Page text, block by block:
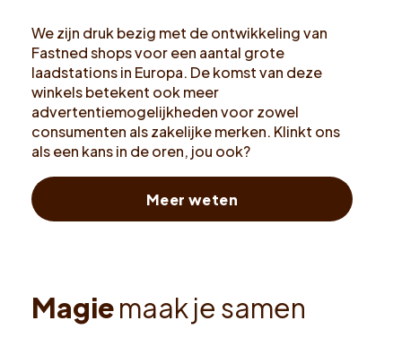
We zijn druk bezig met de ontwikkeling van
Fastned shops voor een aantal grote
laadstations in Europa. De komst van deze
winkels betekent ook meer
advertentiemogelijkheden voor zowel
consumenten als zakelijke merken. Klinkt ons
als een kans in de oren, jou ook?
Meer weten
Magiemaak je samen